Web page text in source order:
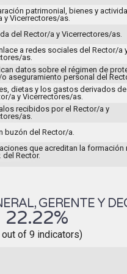
patrimonial, bienes y
y Vicerrectores/as.
del Rector/a y Vicerrectores/as.
a redes sociales del Rector/a
as.
datos sobre el régimen de
aseguramiento personal del
dietas y los gastos derivados
a y Vicerrectores/as.
recibidos por el Rector/a y
as.
buzón del Rector/a.
que acreditan la formación
del Rector.
GERENTE Y
22.22%
out of 9 indicators)